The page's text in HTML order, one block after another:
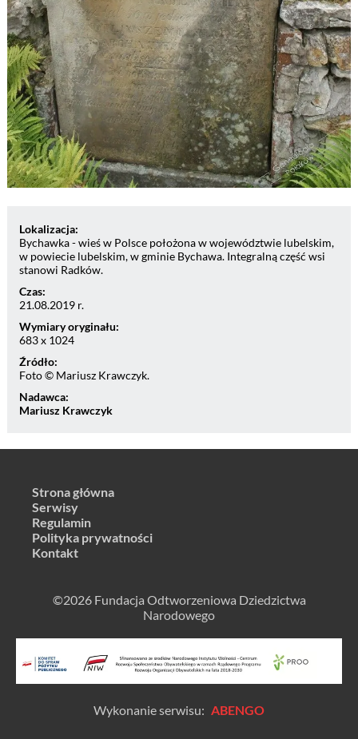
Lokalizacja:
Bychawka - wieś w Polsce położona w województwie lubelskim,
w powiecie lubelskim, w gminie Bychawa. Integralną część wsi
stanowi Radków.
Czas:
21.08.2019 r.
Wymiary oryginału:
683 x 1024
Źródło:
Foto © Mariusz Krawczyk.
Nadawca:
Mariusz Krawczyk
Strona główna
Serwisy
Regulamin
Polityka prywatności
Kontakt
©2026 Fundacja Odtworzeniowa Dziedzictwa
Narodowego
Wykonanie serwisu: ABENGO